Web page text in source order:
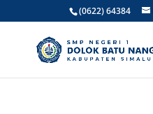
(0622) 64384